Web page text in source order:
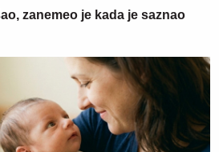
zanemeo je kada je saznao